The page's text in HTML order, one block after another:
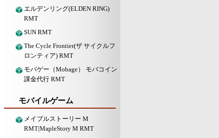
エルデンリング(ELDEN RING)
RMT
SUN RMT
The Cycle Frontier(ザ サイクルフ
ロンティア) RMT
モバゲー（Mobage） モバコイン
課金代行 RMT
モバイルゲーム
メイプルストーリー M
RMT|MapleStory M RMT